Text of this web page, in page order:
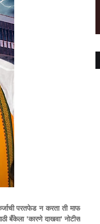
परतफेड न करता ती माफ
बँकेला 'कारणे दाखवा' नोटीस